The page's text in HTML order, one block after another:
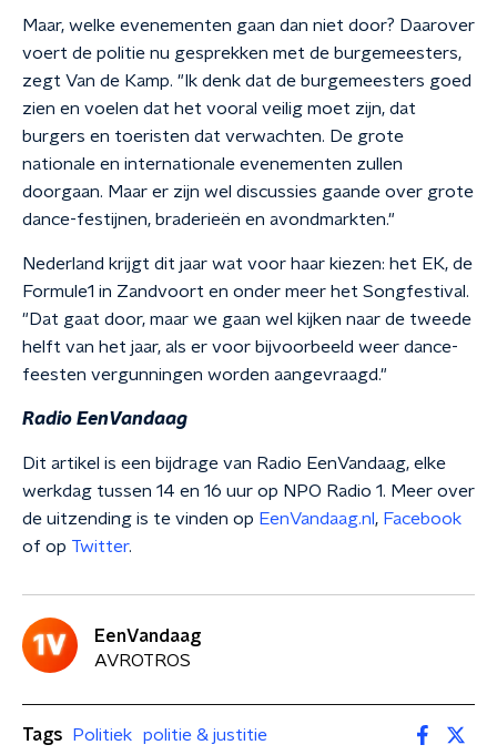
Maar, welke evenementen gaan dan niet door? Daarover
voert de politie nu gesprekken met de burgemeesters,
zegt Van de Kamp. "Ik denk dat de burgemeesters goed
zien en voelen dat het vooral veilig moet zijn, dat
burgers en toeristen dat verwachten. De grote
nationale en internationale evenementen zullen
doorgaan. Maar er zijn wel discussies gaande over grote
dance-festijnen, braderieën en avondmarkten."
Nederland krijgt dit jaar wat voor haar kiezen: het EK, de
Formule1 in Zandvoort en onder meer het Songfestival.
"Dat gaat door, maar we gaan wel kijken naar de tweede
helft van het jaar, als er voor bijvoorbeeld weer dance-
feesten vergunningen worden aangevraagd."
Radio EenVandaag
Dit artikel is een bijdrage van Radio EenVandaag, elke
werkdag tussen 14 en 16 uur op NPO Radio 1. Meer over
de uitzending is te vinden op EenVandaag.nl , Facebook
of op Twitter.
EenVandaag
AVROTROS
Tags Politiek
politie & justitie